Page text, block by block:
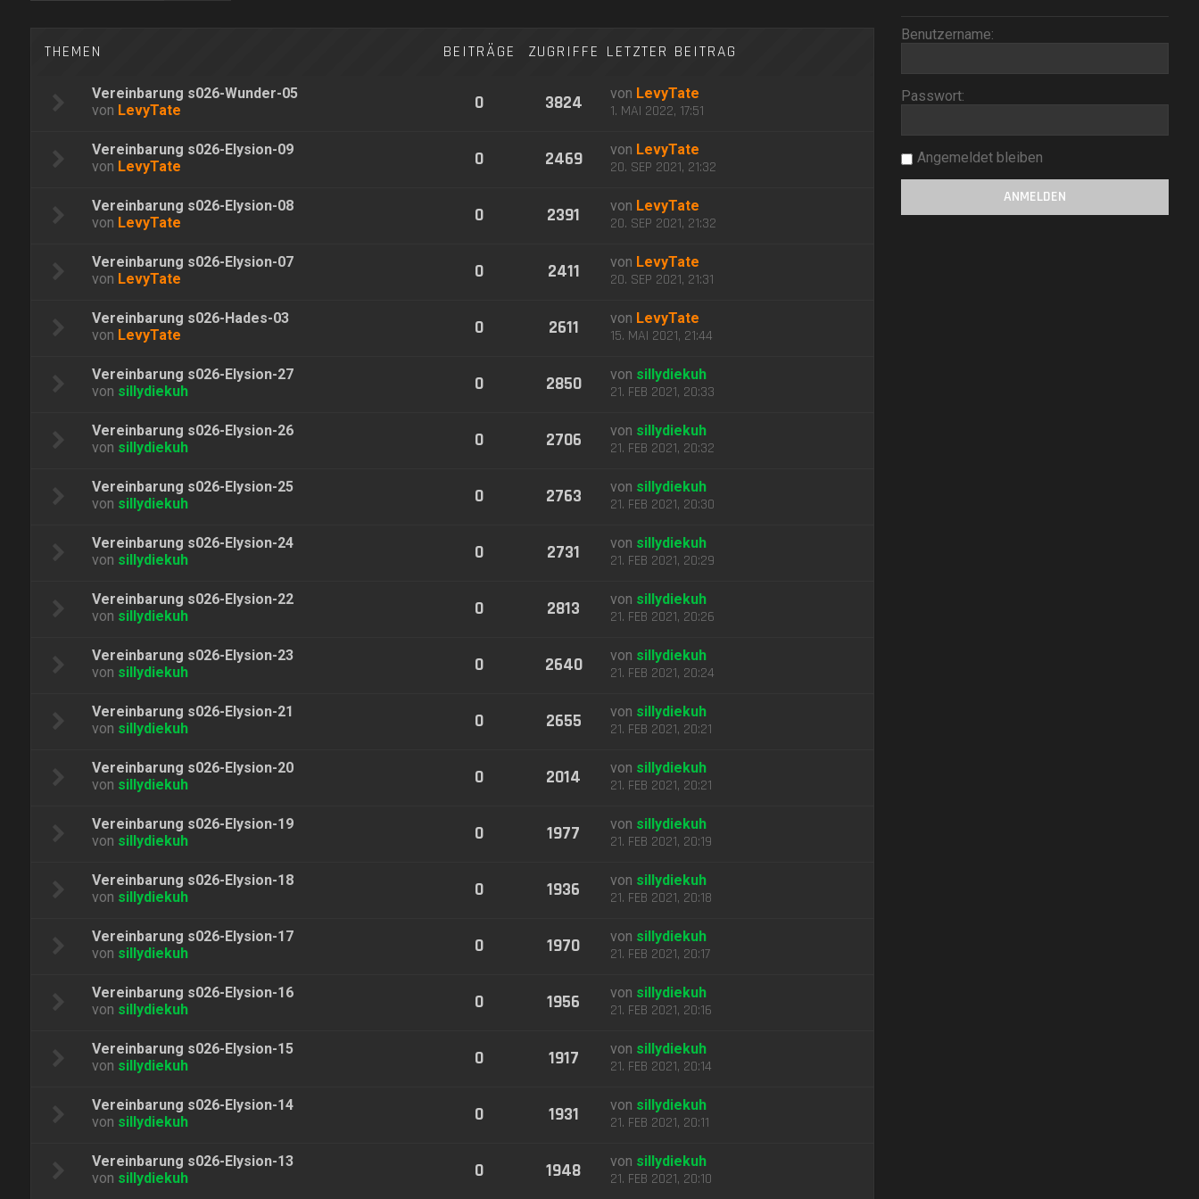
THEMEN BEITRÄGE ZUGRIFFE LETZTER BEITRAG
Vereinbarung s026-Wunder-05
von LevyTate 0 3824 von LevyTate
1. MAI 2022, 17:51
Vereinbarung s026-Elysion-09
von LevyTate 0 2469 von LevyTate
20. SEP 2021, 21:32
Vereinbarung s026-Elysion-08
von LevyTate 0 2391 von LevyTate
20. SEP 2021, 21:32
Vereinbarung s026-Elysion-07
von LevyTate 0 2411 von LevyTate
20. SEP 2021, 21:31
Vereinbarung s026-Hades-03
von LevyTate 0 2611 von LevyTate
15. MAI 2021, 21:44
Vereinbarung s026-Elysion-27
von sillydiekuh 0 2850 von sillydiekuh
21. FEB 2021, 20:33
Vereinbarung s026-Elysion-26
von sillydiekuh 0 2706 von sillydiekuh
21. FEB 2021, 20:32
Vereinbarung s026-Elysion-25
von sillydiekuh 0 2763 von sillydiekuh
21. FEB 2021, 20:30
Vereinbarung s026-Elysion-24
von sillydiekuh 0 2731 von sillydiekuh
21. FEB 2021, 20:29
Vereinbarung s026-Elysion-22
von sillydiekuh 0 2813 von sillydiekuh
21. FEB 2021, 20:26
Vereinbarung s026-Elysion-23
von sillydiekuh 0 2640 von sillydiekuh
21. FEB 2021, 20:24
Vereinbarung s026-Elysion-21
von sillydiekuh 0 2655 von sillydiekuh
21. FEB 2021, 20:21
Vereinbarung s026-Elysion-20
von sillydiekuh 0 2014 von sillydiekuh
21. FEB 2021, 20:21
Vereinbarung s026-Elysion-19
von sillydiekuh 0 1977 von sillydiekuh
21. FEB 2021, 20:19
Vereinbarung s026-Elysion-18
von sillydiekuh 0 1936 von sillydiekuh
21. FEB 2021, 20:18
Vereinbarung s026-Elysion-17
von sillydiekuh 0 1970 von sillydiekuh
21. FEB 2021, 20:17
Vereinbarung s026-Elysion-16
von sillydiekuh 0 1956 von sillydiekuh
21. FEB 2021, 20:16
Vereinbarung s026-Elysion-15
von sillydiekuh 0 1917 von sillydiekuh
21. FEB 2021, 20:14
Vereinbarung s026-Elysion-14
von sillydiekuh 0 1931 von sillydiekuh
21. FEB 2021, 20:11
Vereinbarung s026-Elysion-13
von sillydiekuh 0 1948 von sillydiekuh
21. FEB 2021, 20:10
Benutzername:
Passwort:
Angemeldet bleiben